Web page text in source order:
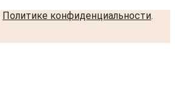
Политике конфиденциальности.